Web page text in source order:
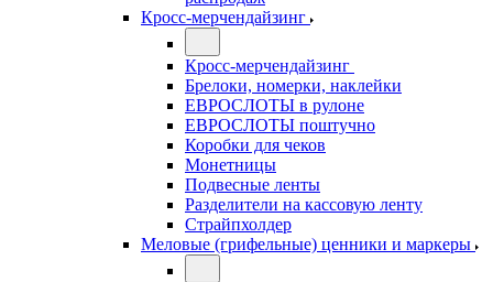
Кросс-мерчендайзинг
Кросс-мерчендайзинг
Брелоки, номерки, наклейки
ЕВРОСЛОТЫ в рулоне
ЕВРОСЛОТЫ поштучно
Коробки для чеков
Монетницы
Подвесные ленты
Разделители на кассовую ленту
Страйпхолдер
Меловые (грифельные) ценники и маркеры